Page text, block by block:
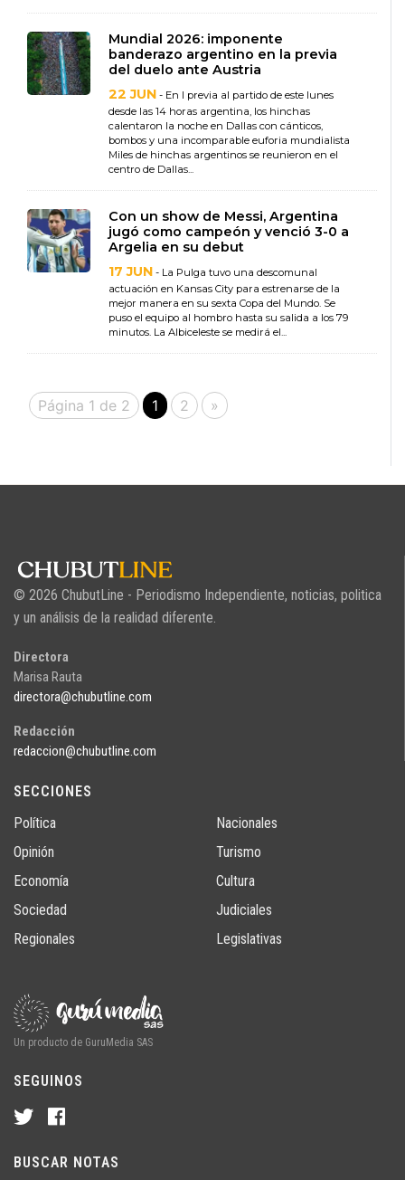
Mundial 2026: imponente
banderazo argentino en la previa
del duelo ante Austria
22 JUN - En l previa al partido de este lunes
desde las 14 horas argentina, los hinchas
calentaron la noche en Dallas con cánticos,
bombos y una incomparable euforia mundialista
Miles de hinchas argentinos se reunieron en el
centro de Dallas...
Con un show de Messi, Argentina
jugó como campeón y venció 3-0 a
Argelia en su debut
17 JUN - La Pulga tuvo una descomunal
actuación en Kansas City para estrenarse de la
mejor manera en su sexta Copa del Mundo. Se
puso el equipo al hombro hasta su salida a los 79
minutos. La Albiceleste se medirá el...
Página 1 de 2 1 2 »
© 2026 ChubutLine - Periodismo Independiente, noticias, politica
y un análisis de la realidad diferente.
Directora
Marisa Rauta
directora@chubutline.com
Redacción
redaccion@chubutline.com
SECCIONES
Política
Opinión
Economía
Sociedad
Regionales
Nacionales
Turismo
Cultura
Judiciales
Legislativas
Un producto de GuruMedia SAS
SEGUINOS
BUSCAR NOTAS